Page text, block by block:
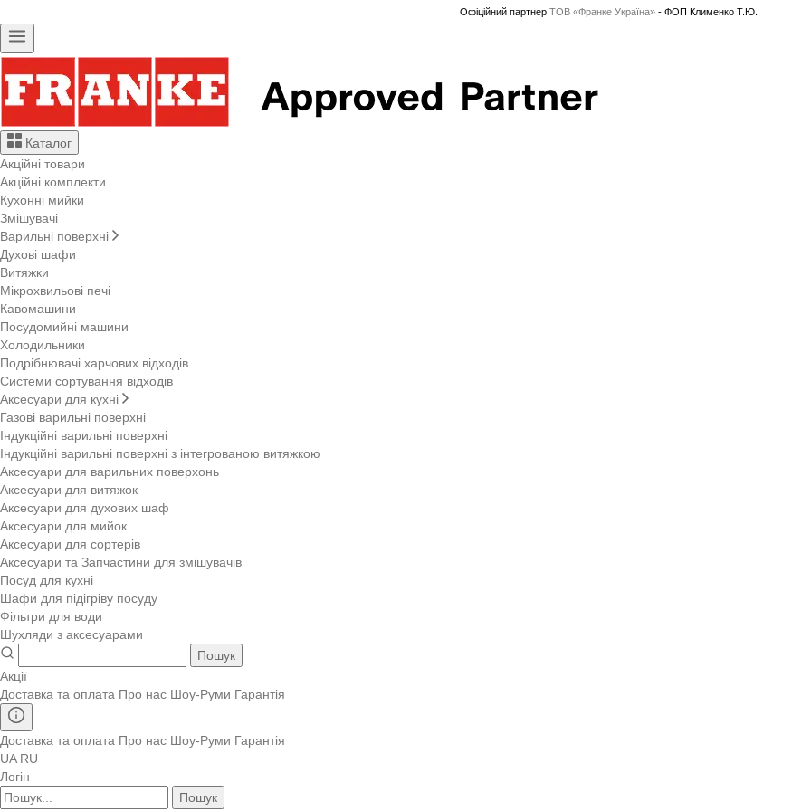
Офіційний партнер ТОВ «Франке Україна»- ФОП Клименко Т.Ю.
Каталог
Акційні товари
Акційні комплекти
Кухонні мийки
Змішувачі
Варильні поверхні
Духові шафи
Витяжки
Мікрохвильові печі
Кавомашини
Посудомийні машини
Холодильники
Подрібнювачі харчових відходів
Системи сортування відходів
Аксесуари для кухні
Газові варильні поверхні
Індукційні варильні поверхні
Індукційні варильні поверхні з інтегрованою витяжкою
Аксесуари для варильних поверхонь
Аксесуари для витяжок
Аксесуари для духових шаф
Аксесуари для мийок
Аксесуари для сортерів
Аксесуари та Запчастини для змішувачів
Посуд для кухні
Шафи для підігріву посуду
Фільтри для води
Шухляди з аксесуарами
Пошук
Акції
Доставка та оплата Про нас Шоу-Руми Гарантія
Доставка та оплата Про нас Шоу-Руми Гарантія
UA RU
Логін
Пошук